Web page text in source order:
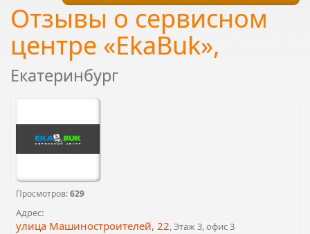
Отзывы о сервисном
центре «EkaBuk»,
Екатеринбург
Просмотров:629
Адрес:
улица Машиностроителей, 22, Этаж 3, офис 3